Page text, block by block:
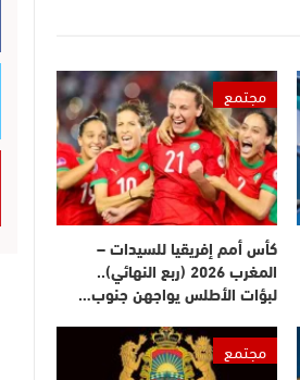
مجتمع
كأس أمم إفريقيا للسيدات –
المغرب 2026 (ربع النهائي)..
لبؤات الأطلس يواجهن جنوب…
مجتمع